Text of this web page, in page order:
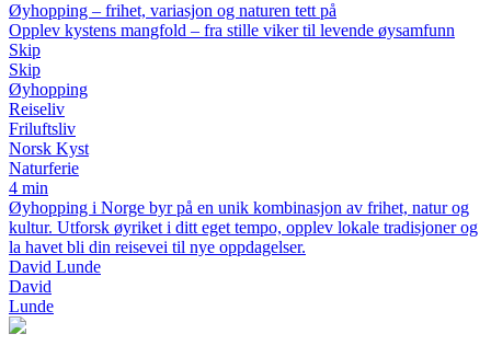
Øyhopping – frihet, variasjon og naturen tett på
Opplev kystens mangfold – fra stille viker til levende øysamfunn
Skip
Skip
Øyhopping
Reiseliv
Friluftsliv
Norsk Kyst
Naturferie
4 min
Øyhopping i Norge byr på en unik kombinasjon av frihet, natur og
kultur. Utforsk øyriket i ditt eget tempo, opplev lokale tradisjoner og
la havet bli din reisevei til nye oppdagelser.
David Lunde
David
Lunde